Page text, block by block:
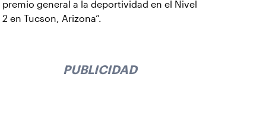
premio general a la deportividad en el Nivel
2 en Tucson, Arizona”.
PUBLICIDAD